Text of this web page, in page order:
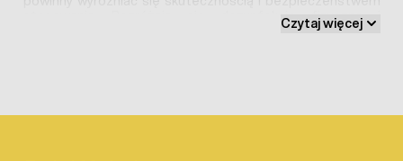
stosowania. Rozróżnia się dezynfekcję fizyczną i
termiczną (najczęściej stosowane w medycynie) oraz
Czytaj więcej